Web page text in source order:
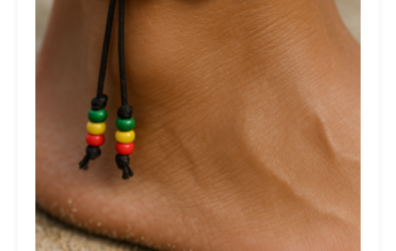
la
page
du
produit